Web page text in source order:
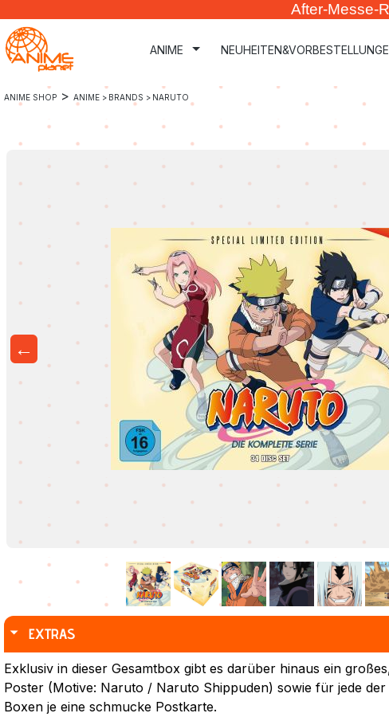
Hauptinhalt springen
Zur Suche springen
Zur Hauptnavigation springen
After-Messe-
ANIME
ANIME SHOP > ANIME > BRANDS > NARUTO
←
EXTRAS
Exklusiv in dieser Gesamtbox gibt es darüber hinaus ein
Poster (Motive: Naruto / Naruto Shippuden) sowie für jede der
Boxen je eine schmucke Postkarte.